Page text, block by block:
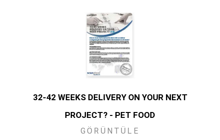
32-42 WEEKS DELIVERY ON YOUR NEXT
PROJECT? - PET FOOD
GÖRÜNTÜLE